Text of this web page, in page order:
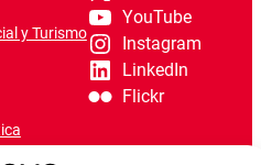
y Turismo
YouTube
Instagram
LinkedIn
Flickr